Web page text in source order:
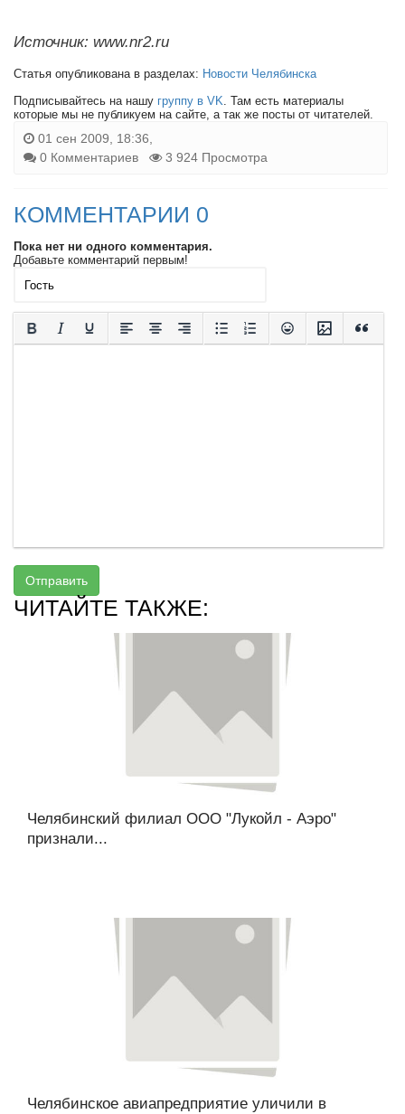
Источник: www.nr2.ru
Статья опубликована в разделах: Новости Челябинска
Подписывайтесь на нашу группу в VK. Там есть материалы
которые мы не публикуем на сайте, а так же посты от читателей.
01 сен 2009, 18:36,
0 Комментариев
3 924 Просмотра
КОММЕНТАРИИ 0
Пока нет ни одного комментария.
Добавьте комментарий первым!
Отправить
ЧИТАЙТЕ ТАКЖЕ:
Челябинский филиал ООО "Лукойл - Аэро"
признали...
Челябинское авиапредприятие уличили в